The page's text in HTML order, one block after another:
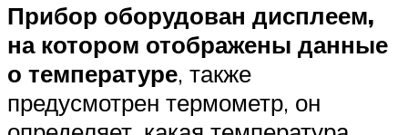
Прибор оборудован дисплеем,
на котором отображены данные
о температуре, также
предусмотрен термометр, он